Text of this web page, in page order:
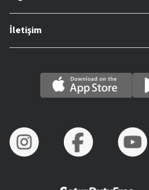
İletişim